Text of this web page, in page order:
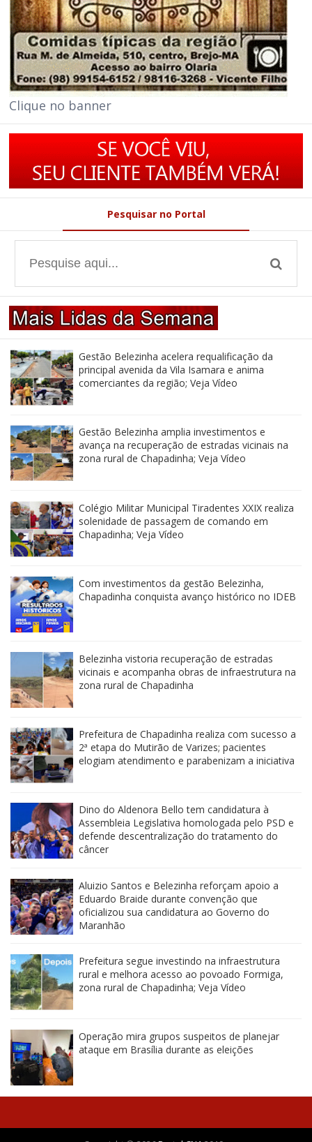
Clique no banner
Pesquisar no Portal
Gestão Belezinha acelera requalificação da
principal avenida da Vila Isamara e anima
comerciantes da região; Veja Vídeo
Gestão Belezinha amplia investimentos e
avança na recuperação de estradas vicinais na
zona rural de Chapadinha; Veja Vídeo
Colégio Militar Municipal Tiradentes XXIX realiza
solenidade de passagem de comando em
Chapadinha; Veja Vídeo
Com investimentos da gestão Belezinha,
Chapadinha conquista avanço histórico no IDEB
Belezinha vistoria recuperação de estradas
vicinais e acompanha obras de infraestrutura na
zona rural de Chapadinha
Prefeitura de Chapadinha realiza com sucesso a
2ª etapa do Mutirão de Varizes; pacientes
elogiam atendimento e parabenizam a iniciativa
Dino do Aldenora Bello tem candidatura à
Assembleia Legislativa homologada pelo PSD e
defende descentralização do tratamento do
câncer
Aluizio Santos e Belezinha reforçam apoio a
Eduardo Braide durante convenção que
oficializou sua candidatura ao Governo do
Maranhão
Prefeitura segue investindo na infraestrutura
rural e melhora acesso ao povoado Formiga,
zona rural de Chapadinha; Veja Vídeo
Operação mira grupos suspeitos de planejar
ataque em Brasília durante as eleições